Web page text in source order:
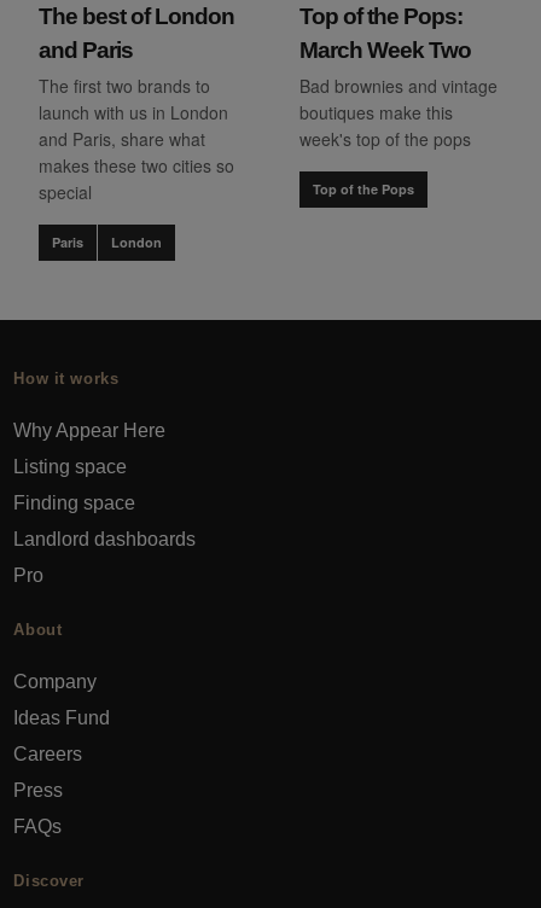
The best of London
and Paris
The first two brands to
launch with us in London
and Paris, share what
makes these two cities so
special
Paris London
Top of the Pops:
March Week Two
Bad brownies and vintage
boutiques make this
week's top of the pops
Top of the Pops
How it works
Why Appear Here
Listing space
Finding space
Landlord dashboards
Pro
About
Company
Ideas Fund
Careers
Press
FAQs
Discover